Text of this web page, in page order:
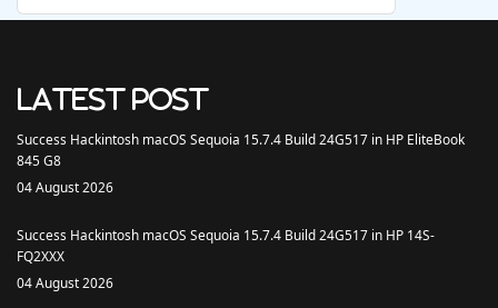
Latest Post
Success Hackintosh macOS Sequoia 15.7.4 Build 24G517 in HP EliteBook
845 G8
04 August 2026
Success Hackintosh macOS Sequoia 15.7.4 Build 24G517 in HP 14S-
FQ2XXX
04 August 2026